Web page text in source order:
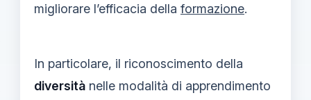
migliorare l’efficacia della formazione.
In particolare, il riconoscimento della
diversità nelle modalità di apprendimento